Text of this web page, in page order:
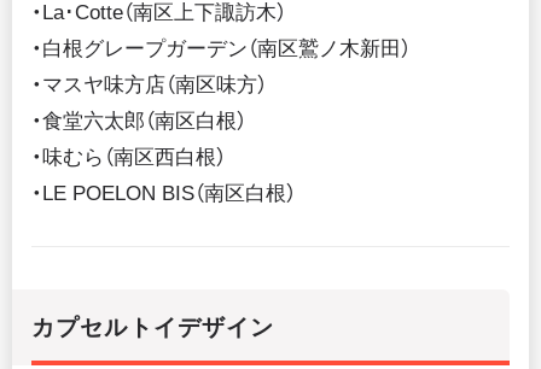
・La･Cotte（南区上下諏訪木）
・白根グレープガーデン（南区鷲ノ木新田）
・マスヤ味方店（南区味方）
・食堂六太郎（南区白根）
・味むら（南区西白根）
・LE POELON BIS（南区白根）
カプセルトイデザイン